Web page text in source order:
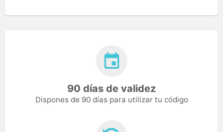
90 días de validez
Dispones de 90 días para utilizar tu código